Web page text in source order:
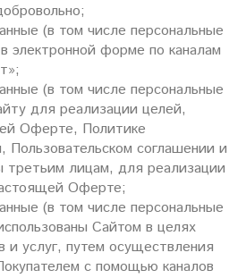
(в том числе персональные
электронной форме по каналам
(в том числе персональные
для реализации целей,
Оферте, Политике
Пользовательском соглашении и
третьим лицам, для реализации
Оферте;
(в том числе персональные
Сайтом в целях
и услуг, путем осуществления
с помощью каналов